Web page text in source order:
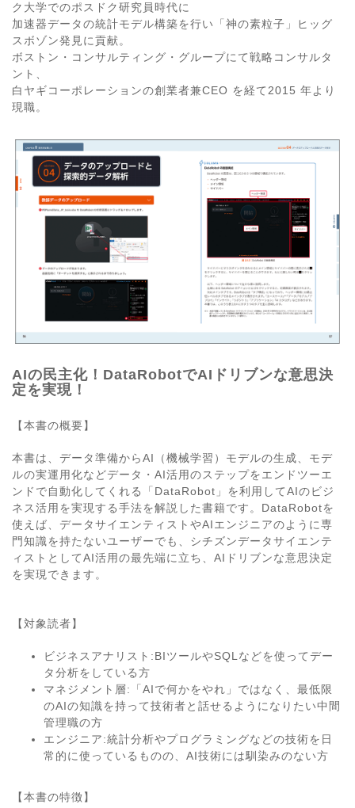
ク大学でのポスドク研究員時代に
加速器データの統計モデル構築を行い「神の素粒子」ヒッグ
スボゾン発見に貢献。
ボストン・コンサルティング・グループにて戦略コンサルタ
ント、
白ヤギコーポレーションの創業者兼CEO を経て2015 年より
現職。
AIの民主化！DataRobotでAIドリブンな意思決
定を実現！
【本書の概要】
本書は、データ準備からAI（機械学習）モデルの生成、モデ
ルの実運用化などデータ・AI活用のステップをエンドツーエ
ンドで自動化してくれる「DataRobot」を利用してAIのビジ
ネス活用を実現する手法を解説した書籍です。DataRobotを
使えば、データサイエンティストやAIエンジニアのように専
門知識を持たないユーザーでも、シチズンデータサイエンテ
ィストとしてAI活用の最先端に立ち、AIドリブンな意思決定
を実現できます。
【対象読者】
ビジネスアナリスト:BIツールやSQLなどを使ってデー
タ分析をしている方
マネジメント層:「AIで何かをやれ」ではなく、最低限
のAIの知識を持って技術者と話せるようになりたい中間
管理職の方
エンジニア:統計分析やプログラミングなどの技術を日
常的に使っているものの、AI技術には馴染みのない方
【本書の特徴】